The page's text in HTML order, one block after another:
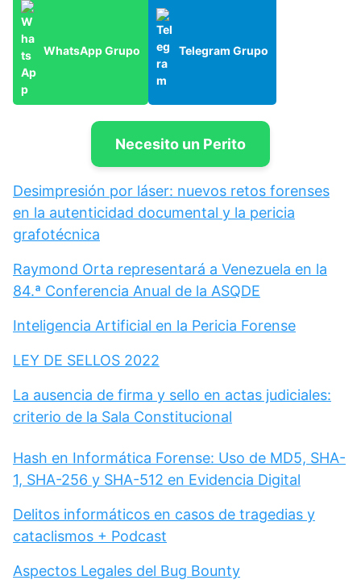
WhatsApp Grupo Telegram Grupo
Necesito un Perito
Desimpresión por láser: nuevos retos forenses
en la autenticidad documental y la pericia
grafotécnica
Raymond Orta representará a Venezuela en la
84.ª Conferencia Anual de la ASQDE
Inteligencia Artificial en la Pericia Forense
LEY DE SELLOS 2022
La ausencia de firma y sello en actas judiciales:
criterio de la Sala Constitucional
Hash en Informática Forense: Uso de MD5, SHA-
1, SHA-256 y SHA-512 en Evidencia Digital
Delitos informáticos en casos de tragedias y
cataclismos + Podcast
Aspectos Legales del Bug Bounty